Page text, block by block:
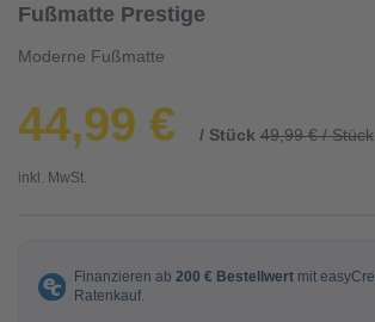
Fußmatte Prestige
Moderne Fußmatte
44,99 € / Stück 49,99 € / Stück
inkl. MwSt.